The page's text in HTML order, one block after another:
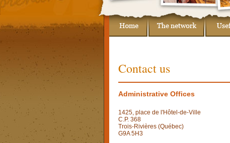
Contact us
Administrative Offices
1425, place de l'Hôtel-de-Ville
C.P. 368
Trois-Rivières (Québec)
G9A 5H3